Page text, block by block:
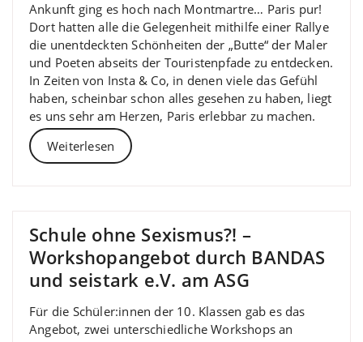
Ankunft ging es hoch nach Montmartre… Paris pur!
Dort hatten alle die Gelegenheit mithilfe einer Rallye
die unentdeckten Schönheiten der „Butte“ der Maler
und Poeten abseits der Touristenpfade zu entdecken.
In Zeiten von Insta & Co, in denen viele das Gefühl
haben, scheinbar schon alles gesehen zu haben, liegt
es uns sehr am Herzen, Paris erlebbar zu machen.
Weiterlesen
Schule ohne Sexismus?! –
Workshopangebot durch BANDAS
und seistark e.V. am ASG
Für die Schüler:innen der 10. Klassen gab es das
Angebot, zwei unterschiedliche Workshops an